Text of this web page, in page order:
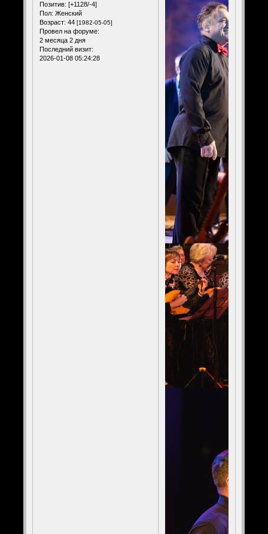
Позитив: [+1128/-4]
Пол: Женский
Возраст: 44 [1982-05-05]
Провел на форуме:
2 месяца 2 дня
Последний визит:
2026-01-08 05:24:28